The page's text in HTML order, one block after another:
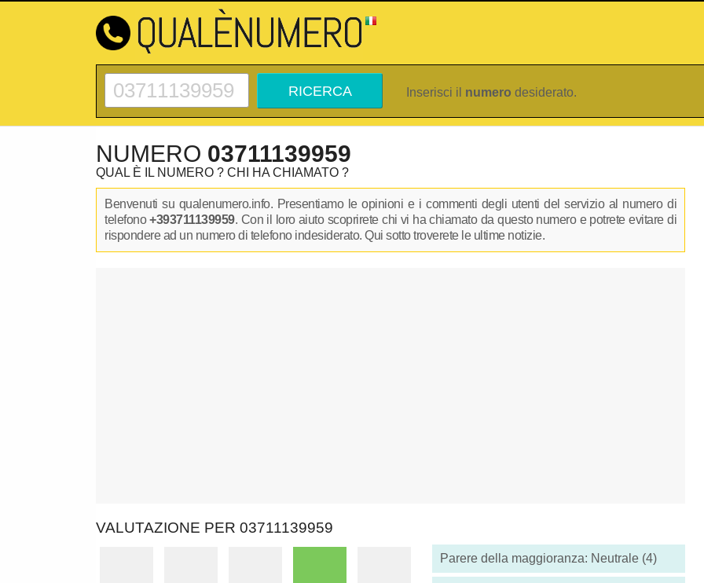
Inserisci il numero desiderato.
NUMERO 03711139959
QUAL È IL NUMERO ? CHI HA CHIAMATO ?
Benvenuti su qualenumero.info. Presentiamo le opinioni e i commenti degli utenti del servizio al numero di
telefono+393711139959. Con il loro aiuto scoprirete chi vi ha chiamato da questo numero e potrete evitare di
rispondere ad un numero di telefono indesiderato. Qui sotto troverete le ultime notizie.
VALUTAZIONE PER 03711139959
Parere della maggioranza: Neutrale (4)